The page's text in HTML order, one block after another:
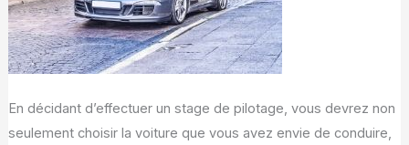
En décidant d’effectuer un stage de pilotage, vous devrez non
seulement choisir la voiture que vous avez envie de conduire,
circuits